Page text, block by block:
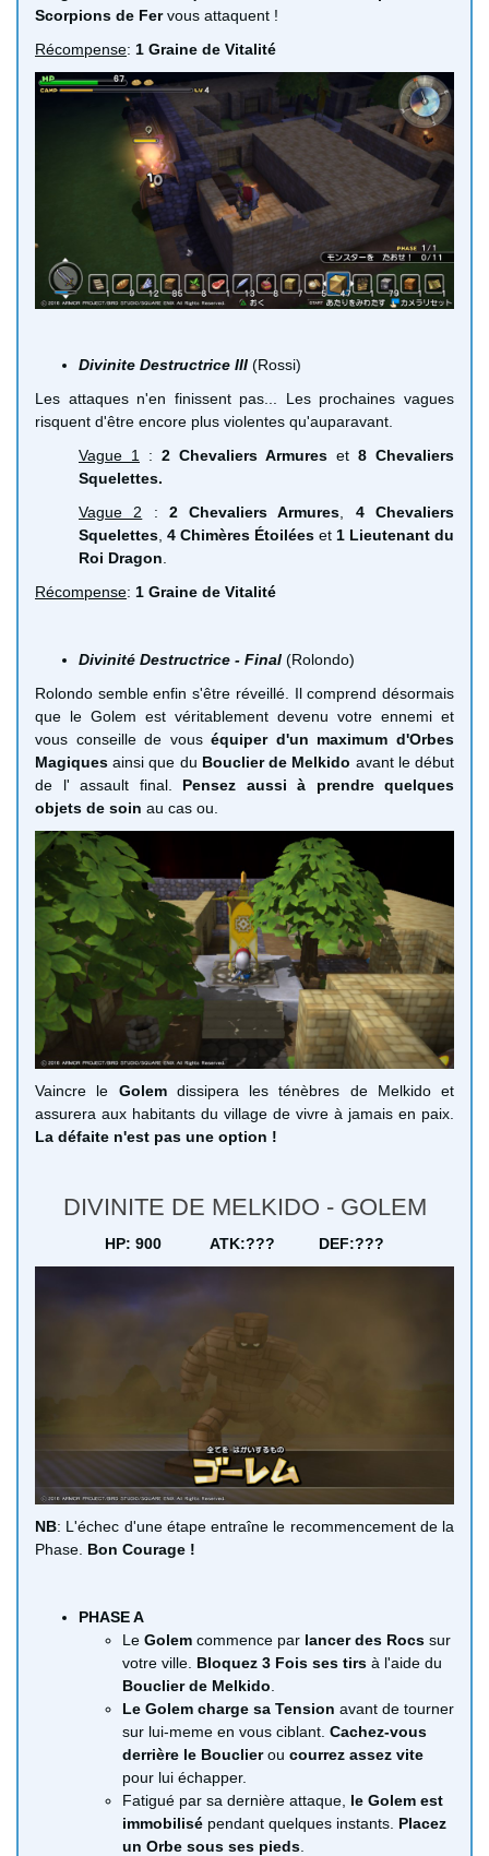
Scorpions de Fervous attaquent !
Récompense: 1 Graine de Vitalité
Divinite Destructrice III (Rossi)
Les attaques n'en finissent pas... Les prochaines vagues
risquent d'être encore plus violentes qu'auparavant.
Vague 1 : 2 Chevaliers Armures et 8 Chevaliers
Squelettes.
Vague 2 : 2 Chevaliers Armures, 4 Chevaliers
Squelettes, 4 Chimères Étoilées et 1 Lieutenant du
Roi Dragon.
Récompense: 1 Graine de Vitalité
Divinité Destructrice - Final (Rolondo)
Rolondo semble enfin s'être réveillé. Il comprend désormais
que le Golem est véritablement devenu votre ennemi et
vous conseille de vouséquiper d'un maximum d'Orbes
Magiques ainsi que du Bouclier de Melkido avant le début
de l' assault final. Pensez aussi à prendre quelques
objets de soin au cas ou.
Vaincre le Golemdissipera les ténèbres de Melkido et
assurera aux habitants du village de vivre à jamais en paix.
La défaite n'est pas une option !
DIVINITE DE MELKIDO - GOLEM
HP: 900 ATK:??? DEF:???
NB: L'échec d'une étape entraîne le recommencement de la
Phase. Bon Courage !
PHASE A
Le Golem commence par lancer des Rocs sur
votre ville. Bloquez 3 Fois ses tirs à l'aide du
Bouclier de Melkido
Le Golem charge sa Tension avant de tourner
sur lui-meme en vous ciblant. Cachez-vous
derrière le Bouclierou courrez assez vite
pour lui échapper.
Fatigué par sa dernière attaque, le Golem est
immobilisé pendant quelques instants. Placez
un Orbe sous ses pieds